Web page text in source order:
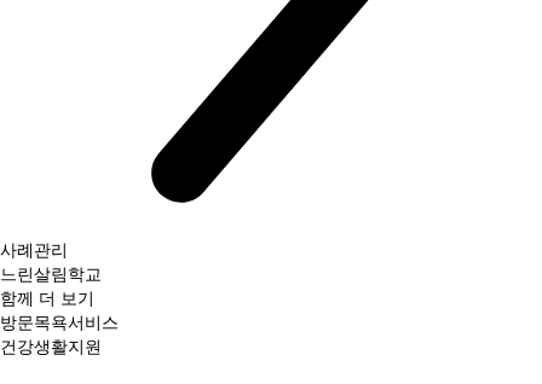
사례관리
느린살림학교
함께 더 보기
방문목욕서비스
건강생활지원